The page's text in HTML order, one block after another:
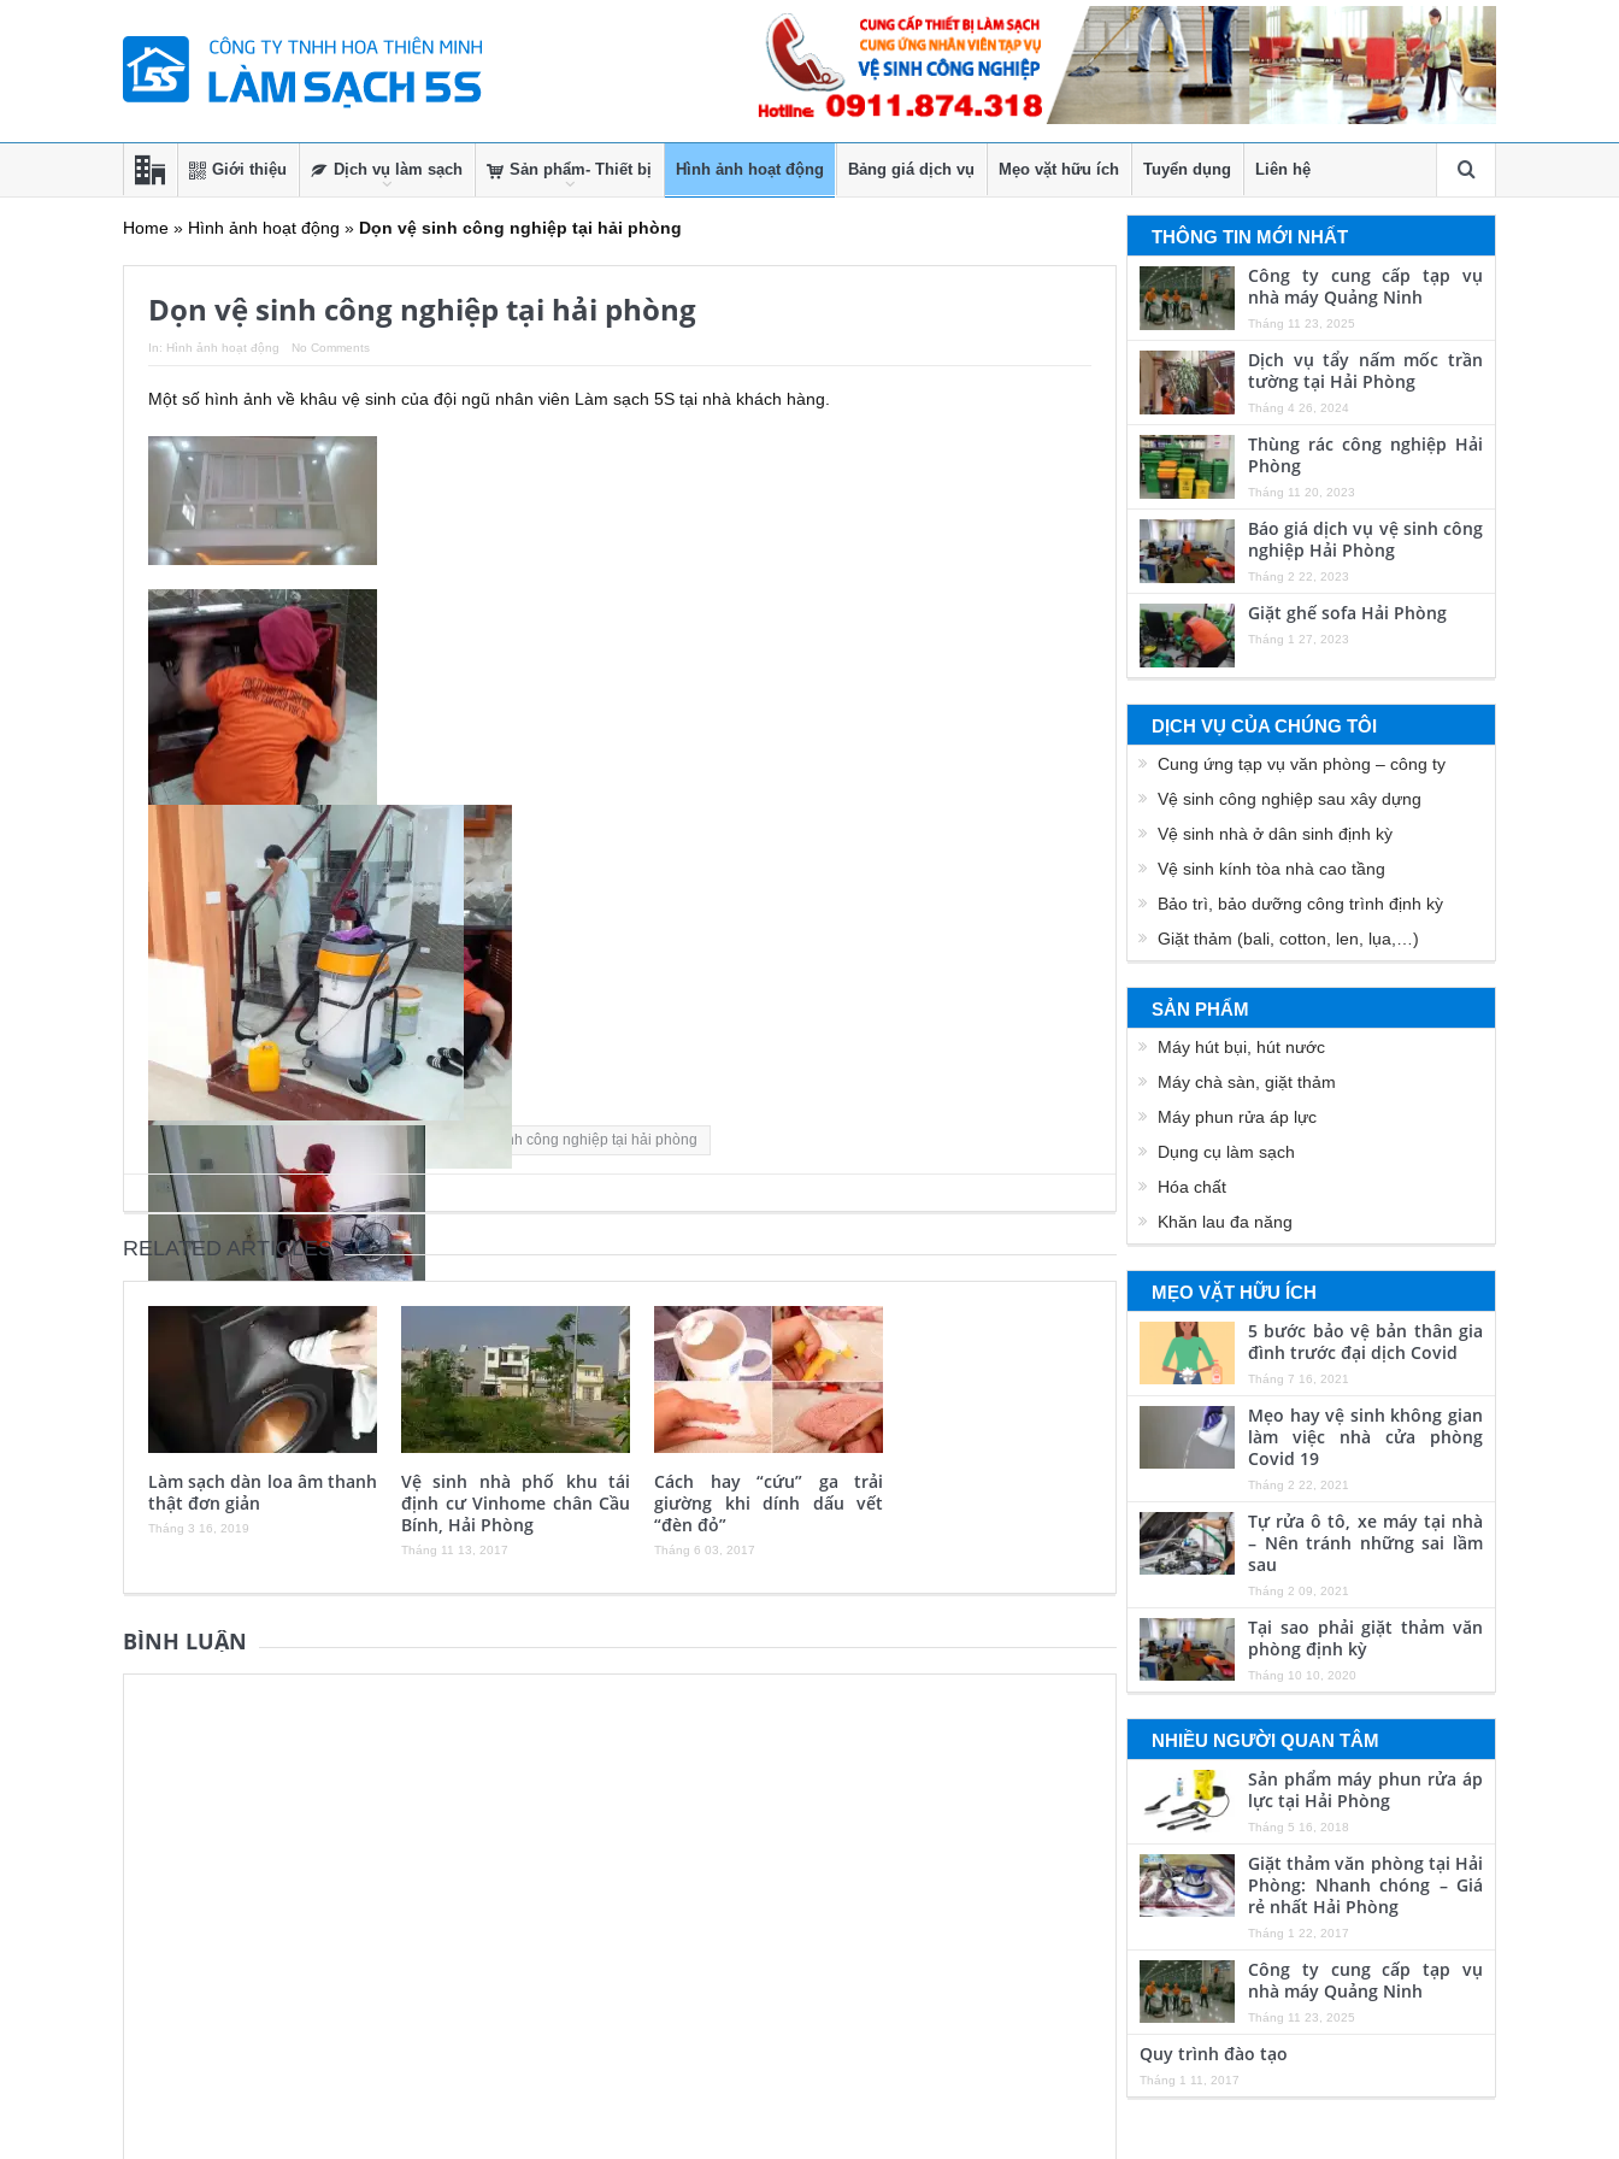
Giới thiệu Dịch vụ làm sạch Sản phẩm- Thiết bị Hình ảnh hoạt động Bảng giá dịch vụ Mẹo vặt hữu ích Tuyển dụng Liên hệ
Home » Hình ảnh hoạt động » Dọn vệ sinh công nghiệp tại hải phòng
Dọn vệ sinh công nghiệp tại hải phòng
In: Hình ảnh hoạt động No Comments
Một số hình ảnh về khâu vệ sinh của đội ngũ nhân viên Làm sạch 5S tại nhà khách hàng.
Tags: cung ứng tạp vụ tại hải phòng dọn vệ sinh công nghiệp tại hải phòng
RELATED ARTICLES
Làm sạch dàn loa âm thanh
thật đơn giản
Tháng 3 16, 2019
Vệ sinh nhà phố khu tái
định cư Vinhome chân Cầu
Bính, Hải Phòng
Tháng 11 13, 2017
Cách hay “cứu” ga trải
giường khi dính dấu vết
“đèn đỏ”
Tháng 6 03, 2017
BÌNH LUẬN
THÔNG TIN MỚI NHẤT
Công ty cung cấp tạp vụ
nhà máy Quảng Ninh
Tháng 11 23, 2025
Dịch vụ tẩy nấm mốc trần
tường tại Hải Phòng
Tháng 4 26, 2024
Thùng rác công nghiệp Hải
Phòng
Tháng 11 20, 2023
Báo giá dịch vụ vệ sinh công
nghiệp Hải Phòng
Tháng 2 22, 2023
Giặt ghế sofa Hải Phòng
Tháng 1 27, 2023
DỊCH VỤ CỦA CHÚNG TÔI
Cung ứng tạp vụ văn phòng – công ty
Vệ sinh công nghiệp sau xây dựng
Vệ sinh nhà ở dân sinh định kỳ
Vệ sinh kính tòa nhà cao tầng
Bảo trì, bảo dưỡng công trình định kỳ
Giặt thảm (bali, cotton, len, lụa,…)
SẢN PHẨM
Máy hút bụi, hút nước
Máy chà sàn, giặt thảm
Máy phun rửa áp lực
Dụng cụ làm sạch
Hóa chất
Khăn lau đa năng
MẸO VẶT HỮU ÍCH
5 bước bảo vệ bản thân gia
đình trước đại dịch Covid
Tháng 7 16, 2021
Mẹo hay vệ sinh không gian
làm việc nhà cửa phòng
Covid 19
Tháng 2 22, 2021
Tự rửa ô tô, xe máy tại nhà
– Nên tránh những sai lầm
sau
Tháng 2 09, 2021
Tại sao phải giặt thảm văn
phòng định kỳ
Tháng 10 10, 2020
NHIỀU NGƯỜI QUAN TÂM
Sản phẩm máy phun rửa áp
lực tại Hải Phòng
Tháng 5 16, 2018
Giặt thảm văn phòng tại Hải
Phòng: Nhanh chóng – Giá
rẻ nhất Hải Phòng
Tháng 1 22, 2017
Công ty cung cấp tạp vụ
nhà máy Quảng Ninh
Tháng 11 23, 2025
Quy trình đào tạo
Tháng 1 11, 2017